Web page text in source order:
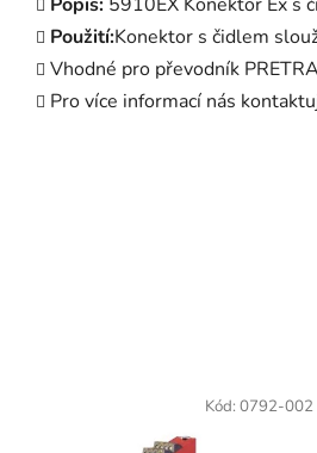
Použití:Konektor s čidlem
Vhodné pro převodník
Pro více informací nás
Kód: 0792-002